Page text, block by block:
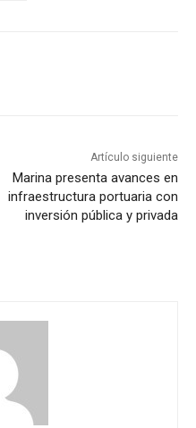
Artículo siguiente
Marina presenta avances en
infraestructura portuaria con
inversión pública y privada